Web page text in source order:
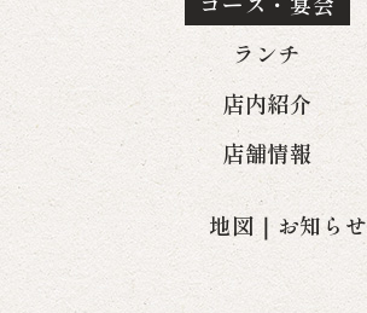
ランチ
店内紹介
店舗情報
地図 ｜ お知らせ